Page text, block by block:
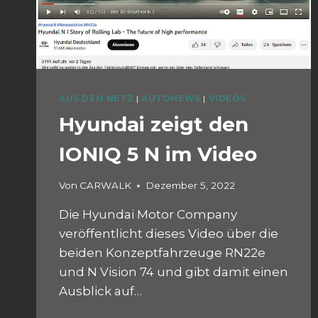
AUS DEM NETZ | AUTONEWS | VIDEOS
Hyundai zeigt den
IONIQ 5 N im Video
Von CARWALK Dezember 5, 2022
Die Hyundai Motor Company
veröffentlicht dieses Video über die
beiden Konzeptfahrzeuge RN22e
und N Vision 74 und gibt damit einen
Ausblick auf…